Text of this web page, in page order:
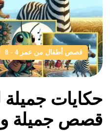
قصص أطفال من عمر 4 - 8
حكايات جميلة
قصص جميلة